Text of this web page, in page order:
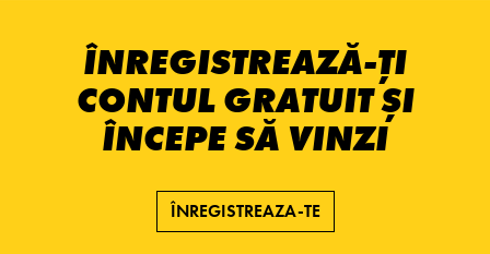
ÎNREGISTREAZĂ-ȚI
CONTUL GRATUIT ȘI
ÎNCEPE SĂ VINZI
ÎNREGISTREAZA-TE